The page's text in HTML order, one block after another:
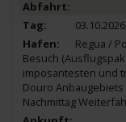
Regua /
Besuch
imposantesten und
Douro
Nachmittag